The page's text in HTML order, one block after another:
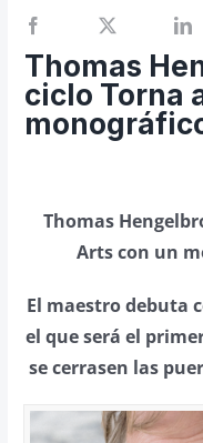
Recomendación
Cosas de Beckmesser
Nosotros y privacidad
Buscar:
Thomas
ciclo Torna
Thomas
Arts con un
El maestro debuta
el que será el
se cerrasen las